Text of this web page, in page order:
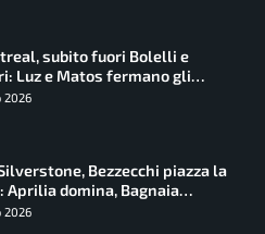
subito fuori Bolelli e
Luz e Matos fermano gli
2026
Bezzecchi piazza la
Aprilia domina, Bagnaia
Q1
2026